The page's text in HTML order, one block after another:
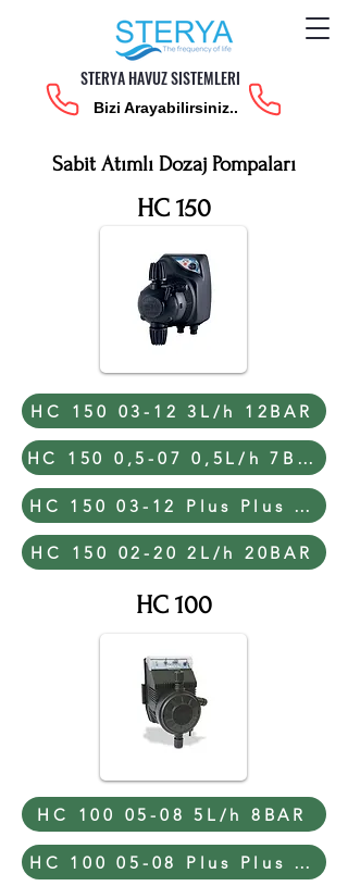
STERYA HAVUZ SISTEMLERI
Bizi Arayabilirsiniz..
Sabit Atımlı Dozaj Pompaları
HC 150
HC 150 03-12 3L/h 12BAR
HC 150 0,5-07 0,5L/h 7BAR
HC 150 02-20 2L/h 20BAR
HC 100
HC 100 05-08 5L/h 8BAR